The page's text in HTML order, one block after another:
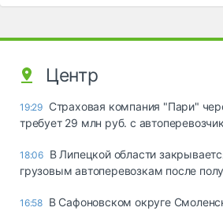
Центр
19:29 Страховая компания "Пари"
требует 29 млн руб. с
18:06 В Липецкой области
грузовым автоперевозкам после
16:58 В Сафоновском округе